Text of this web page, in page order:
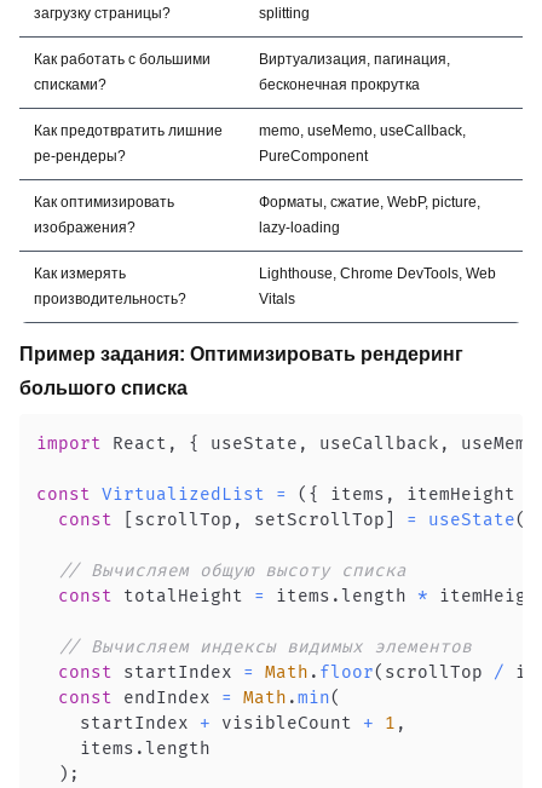
загрузку страницы? splitting
Как работать с большими
списками?
Виртуализация, пагинация,
бесконечная прокрутка
Как предотвратить лишние
ре-рендеры?
memo, useMemo, useCallback,
PureComponent
Как оптимизировать
изображения?
Форматы, сжатие, WebP, picture,
lazy-loading
Как измерять
производительность?
Lighthouse, Chrome DevTools, Web
Vitals
Пример задания: Оптимизировать рендеринг
большого списка
import React , { useState , useCallback ,
const VirtualizedList = ( { items , itemHeight
const
scrollTop , setScrollTop = useState(
// Вычисляем общую высоту списка
const totalHeight = items .length *
// Вычисляем индексы видимых элементов
const startIndex = Math . floor( scrollTop /
const endIndex = Math .min(
    startIndex
+ visibleCount + 1 ,
    items
.length
) ;